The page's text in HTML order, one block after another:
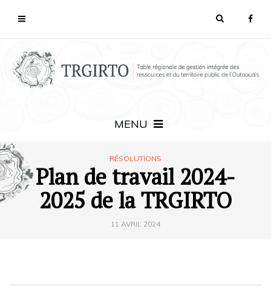
MENU
RÉSOLUTIONS
Plan de travail 2024-
2025 de la TRGIRTO
11 AVRIL 2024